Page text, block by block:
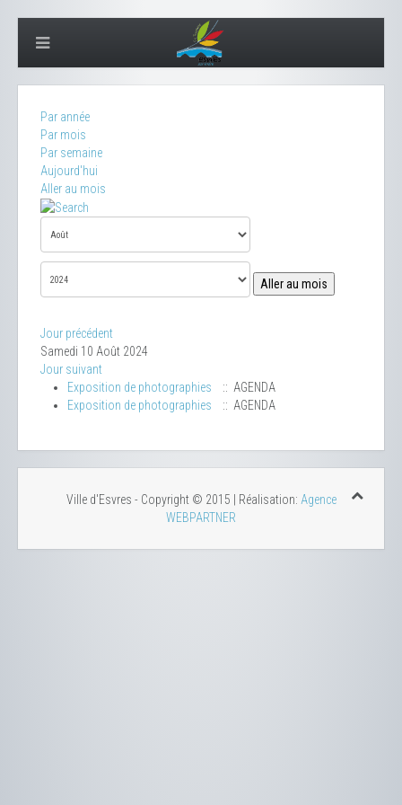
Par année
Par mois
Par semaine
Aujourd'hui
Aller au mois
Aller au mois
Jour précédent
Samedi 10 Août 2024
Jour suivant
Exposition de photographies
:: AGENDA
Exposition de photographies
:: AGENDA
Ville d'Esvres - Copyright © 2015 | Réalisation: Agence
WEBPARTNER